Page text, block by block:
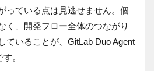
っている点は見逃せません。個
く、開発フロー全体のつながり
ていることが、GitLab Duo Agent
。